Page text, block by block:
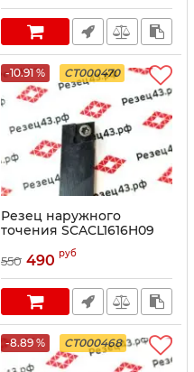
-10.91 % CT000470
Резец наружного
точения SCACL1616H09
550 490 руб
-8.89 % CT000468